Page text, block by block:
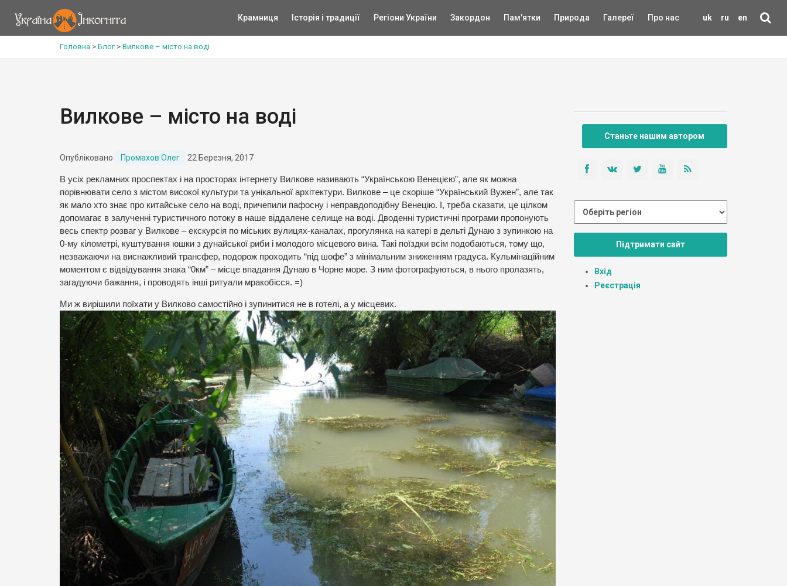
uk ru en
Крамниця Історія і традиції Регіони України Закордон Пам'ятки Природа Галереї Про нас
Головна > Блог> Вилкове – місто на воді
Вилкове – місто на воді
Опубліковано Промахов Олег 22 Березня, 2017
В усіх рекламних проспектах і на просторах інтернету Вилкове називають “Українською Венецією”, але як можна
порівнювати село з містом високої культури та унікальної архітектури. Вилкове – це скоріше “Український Вужен”, але так
як мало хто знає про китайське село на воді, причепили пафосну і неправдоподібну Венецію. І, треба сказати, це цілком
допомагає в залученні туристичного потоку в наше віддалене селище на воді. Дводенні туристичні програми пропонують
весь спектр розваг у Вилкове – екскурсія по міських вулицях-каналах, прогулянка на катері в дельті Дунаю з зупинкою на
0-му кілометрі, куштування юшки з дунайської риби і молодого місцевого вина. Такі поїздки всім подобаються, тому що,
незважаючи на виснажливий трансфер, подорож проходить “під шофе” з мінімальним зниженням градуса. Кульмінаційним
моментом є відвідування знака “0км” – місце впадання Дунаю в Чорне море. З ним фотографуються, в нього пролазять,
загадуючи бажання, і проводять інші ритуали мракобісся. =)
Ми ж вирішили поїхати у Вилково самостійно і зупинитися не в готелі, а у місцевих.
Станьте нашим автором
Підтримати сайт
Вхід
Реєстрація